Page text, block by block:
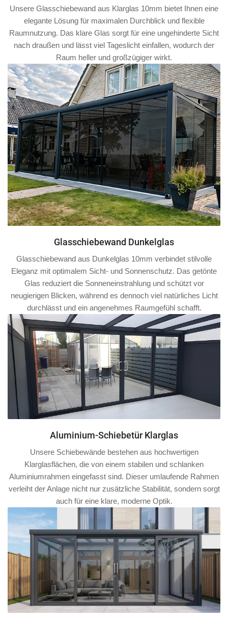
Unsere Glasschiebewand aus Klarglas 10mm bietet Ihnen eine
elegante Lösung für maximalen Durchblick und flexible
Raumnutzung. Das klare Glas sorgt für eine ungehinderte Sicht
nach draußen und lässt viel Tageslicht einfallen, wodurch der
Raum heller und großzügiger wirkt.
Glasschiebewand Dunkelglas
Glasschiebewand aus Dunkelglas 10mm verbindet stilvolle
Eleganz mit optimalem Sicht- und Sonnenschutz. Das getönte
Glas reduziert die Sonneneinstrahlung und schützt vor
neugierigen Blicken, während es dennoch viel natürliches Licht
durchlässt und ein angenehmes Raumgefühl schafft.
Aluminium-Schiebetür Klarglas
Unsere Schiebewände bestehen aus hochwertigen
Klarglasflächen, die von einem stabilen und schlanken
Aluminiumrahmen eingefasst sind. Dieser umlaufende Rahmen
verleiht der Anlage nicht nur zusätzliche Stabilität, sondern sorgt
auch für eine klare, moderne Optik.